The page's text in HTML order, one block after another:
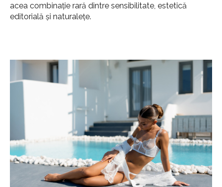
acea combinație rară dintre sensibilitate, estetică
editorială și naturalețe.